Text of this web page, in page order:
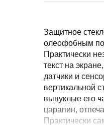
Защитное
олеофобным
Практически
текст на
датчики и
вертикальной
выпуклые его
царапин,
Практически